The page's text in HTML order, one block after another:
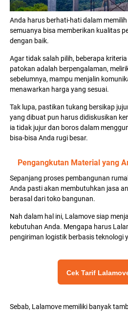
Anda harus berhati-hati dalam
semuanya bisa memberikan kualitas
dengan baik.
Agar tidak salah pilih, beberapa
patokan adalah berpengalaman,
sebelumnya, mampu menjalin
menawarkan harga yang sesuai.
Tak lupa, pastikan tukang bersikap
yang dibuat pun harus didiskusikan
ia tidak jujur dan boros dalam
bisa-bisa Anda rugi besar.
Pengangkutan Material yang
Sepanjang proses pembangunan
Anda pasti akan membutuhkan jasa
berasal dari toko bangunan.
Nah dalam hal ini, Lalamove siap
kebutuhan Anda. Mengapa harus
pengiriman logistik berbasis teknologi
Cek Tarif
Sebab, Lalamove memiliki banyak